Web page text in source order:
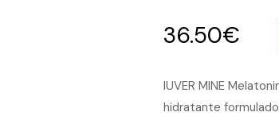
36.50€
IUVER MINE
hidratante